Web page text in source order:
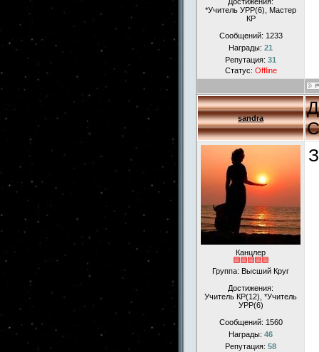
*Учитель УРР(6), Мастер
КР
Сообщений: 1233
Награды: 21
Репутация: 31
Статус: Offline
sandra
Канцлер
Группа: Высший Круг
Достижения:
Учитель КР(12), *Учитель
УРР(6)
Сообщений: 1560
Награды: 46
Репутация: 58